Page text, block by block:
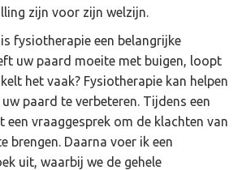
zijn voor zijn welzijn.
fysiotherapie een belangrijke
uw paard moeite met buigen, loopt
het vaak? Fysiotherapie kan helpen
paard te verbeteren. Tijdens een
vraaggesprek om de klachten van
brengen. Daarna voer ik een
uit, waarbij we de gehele